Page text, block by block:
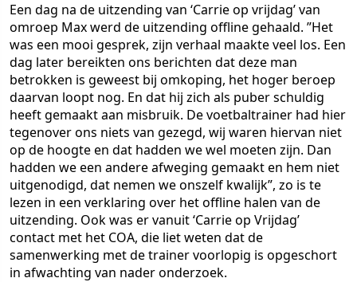
Een dag na de uitzending van ‘Carrie op vrijdag’ van
omroep Max werd de uitzending offline gehaald. ”Het
was een mooi gesprek, zijn verhaal maakte veel los. Een
dag later bereikten ons berichten dat deze man
betrokken is geweest bij omkoping, het hoger beroep
daarvan loopt nog. En dat hij zich als puber schuldig
heeft gemaakt aan misbruik. De voetbaltrainer had hier
tegenover ons niets van gezegd, wij waren hiervan niet
op de hoogte en dat hadden we wel moeten zijn. Dan
hadden we een andere afweging gemaakt en hem niet
uitgenodigd, dat nemen we onszelf kwalijk”, zo is te
lezen in een verklaring over het offline halen van de
uitzending. Ook was er vanuit ‘Carrie op Vrijdag’
contact met het COA, die liet weten dat de
samenwerking met de trainer voorlopig is opgeschort
in afwachting van nader onderzoek.